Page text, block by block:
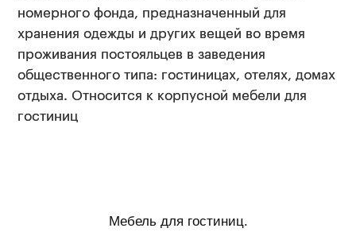
номерного фонда, предназначенный для
хранения одежды и других вещей во время
проживания постояльцев в заведения
общественного типа: гостиницах, отелях, домах
отдыха. Относится к корпусной мебели для
гостиниц
Мебель для гостиниц.